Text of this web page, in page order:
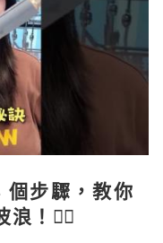
個步驟，教你
！💇‍♀️